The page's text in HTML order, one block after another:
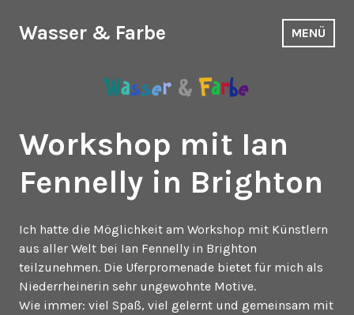
Inhalt
Wasser & Farbe MENÜ
Workshop mit Ian
Fennelly in Brighton
Ich hatte die Möglichkeit am Workshop mit Künstlern
aus aller Welt bei Ian Fennelly in Brighton
teilzunehmen. Die Uferpromenade bietet für mich als
Niederrheinerin sehr ungewohnte Motive.
Wie immer: viel Spaß, viel gelernt und gemeinsam mit